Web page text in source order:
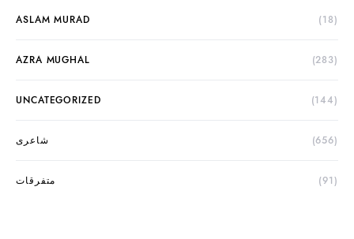
ASLAM MURAD (18)
AZRA MUGHAL (283)
UNCATEGORIZED (144)
شاعری (656)
متفرقات (91)